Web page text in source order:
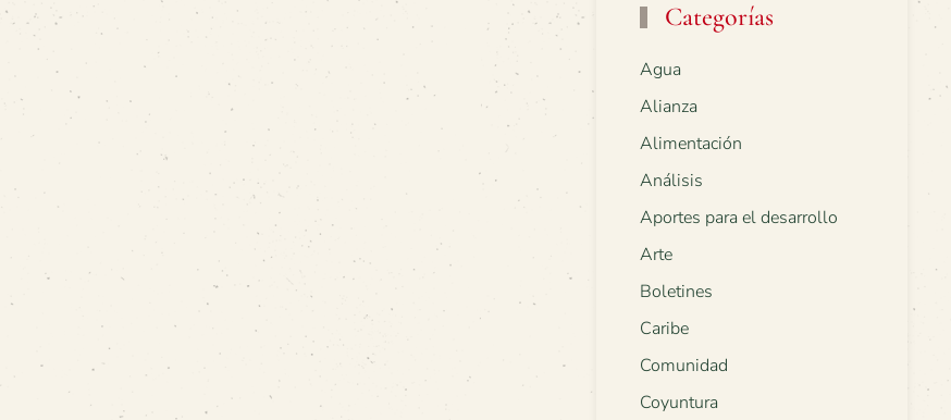
Categorías
Agua
Alianza
Alimentación
Análisis
Aportes para el desarrollo
Arte
Boletines
Caribe
Comunidad
Coyuntura